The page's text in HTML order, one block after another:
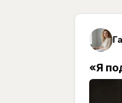
«Я